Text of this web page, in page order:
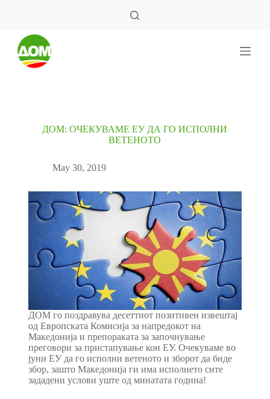
ДОМ: ОЧЕКУВАМЕ ЕУ ДА ГО ИСПОЛНИ
ВЕТЕНОТО
May 30, 2019
ДОМ го поздравува десеттиот позитивен извештај
од Европската Комисија за напредокот на
Македонија и препораката за започнување
преговори за пристапување кон ЕУ. Очекуваме во
јуни ЕУ да го исполни ветеното и зборот да биде
збор, зашто Македонија ги има исполнето сите
зададени услови уште од минатата година!